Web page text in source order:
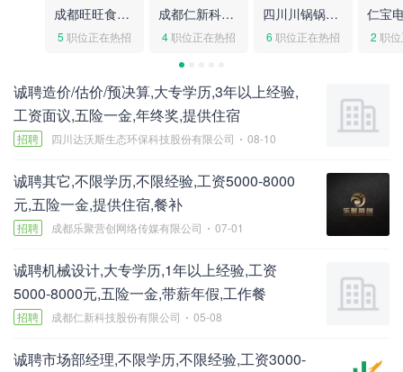
成都旺旺食品有限公司成都分公司
5 职位正在热招
成都仁新科技股份有限公司
4职位正在热招
四川川锅锅炉有限责任公司
6 职位正在热招 2 职
诚聘造价/估价/预决算,大专学历,3年以上经验,
工资面议,五险一金,年终奖,提供住宿
招聘 四川达沃斯生态环保科技股份有限公司 08-10
诚聘其它,不限学历,不限经验,工资5000-8000
元,五险一金,提供住宿,餐补
招聘 成都乐聚营创网络传媒有限公司 07-01
诚聘机械设计,大专学历,1年以上经验,工资
5000-8000元,五险一金,带薪年假,工作餐
招聘 成都仁新科技股份有限公司 05-08
诚聘市场部经理,不限学历,不限经验,工资3000-